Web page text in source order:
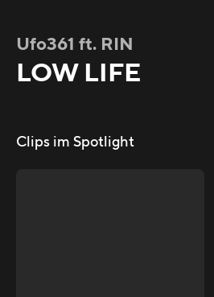
Ufo361 ft. RIN
LOW LIFE
Clips im Spotlight